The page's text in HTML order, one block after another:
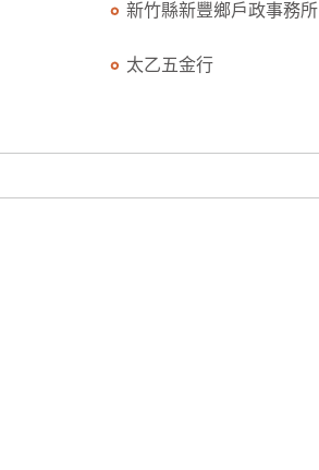
新竹縣新豐鄉戶政事務所
太乙五金行